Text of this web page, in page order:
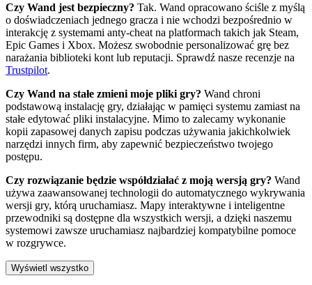
Czy Wand jest bezpieczny? Tak. Wand opracowano ściśle z myślą
o doświadczeniach jednego gracza i nie wchodzi bezpośrednio w
interakcję z systemami anty-cheat na platformach takich jak Steam,
Epic Games i Xbox. Możesz swobodnie personalizować grę bez
narażania biblioteki kont lub reputacji. Sprawdź nasze recenzje na
Trustpilot.
Czy Wand na stałe zmieni moje pliki gry? Wand chroni
podstawową instalację gry, działając w pamięci systemu zamiast na
stałe edytować pliki instalacyjne. Mimo to zalecamy wykonanie
kopii zapasowej danych zapisu podczas używania jakichkolwiek
narzędzi innych firm, aby zapewnić bezpieczeństwo twojego
postępu.
Czy rozwiązanie będzie współdziałać z moją wersją gry? Wand
używa zaawansowanej technologii do automatycznego wykrywania
wersji gry, którą uruchamiasz. Mapy interaktywne i inteligentne
przewodniki są dostępne dla wszystkich wersji, a dzięki naszemu
systemowi zawsze uruchamiasz najbardziej kompatybilne pomoce
w rozgrywce.
Wyświetl wszystko